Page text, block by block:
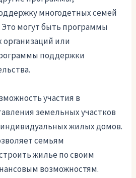
многодетных семей
могут быть программы
или
поддержки
участия в
земельных участков
жилых домов.
семьям
жилье по своим
возможностям.